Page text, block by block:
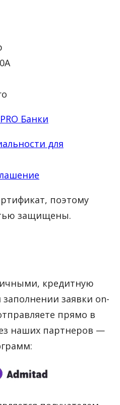
Банки
для
поэтому
защищены.
кредитную
заявки on-
прямо в
наших партнеров —